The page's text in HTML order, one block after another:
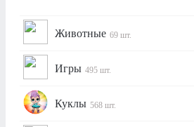
Животные 69 шт.
Игры 495 шт.
Куклы 568 шт.